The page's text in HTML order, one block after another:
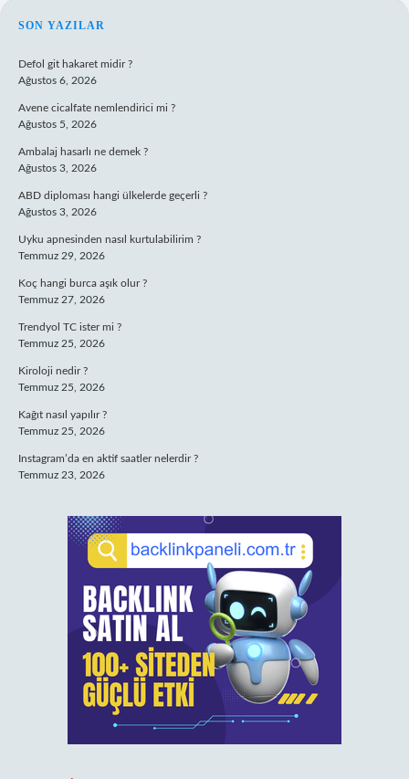
SIDEBAR
SON YAZILAR
Defol git hakaret midir ?
Ağustos 6, 2026
Avene cicalfate nemlendirici mi ?
Ağustos 5, 2026
Ambalaj hasarlı ne demek ?
Ağustos 3, 2026
ABD diploması hangi ülkelerde geçerli ?
Ağustos 3, 2026
Uyku apnesinden nasıl kurtulabilirim ?
Temmuz 29, 2026
Koç hangi burca aşık olur ?
Temmuz 27, 2026
Trendyol TC ister mi ?
Temmuz 25, 2026
Kiroloji nedir ?
Temmuz 25, 2026
Kağıt nasıl yapılır ?
Temmuz 25, 2026
Instagram’da en aktif saatler nelerdir ?
Temmuz 23, 2026